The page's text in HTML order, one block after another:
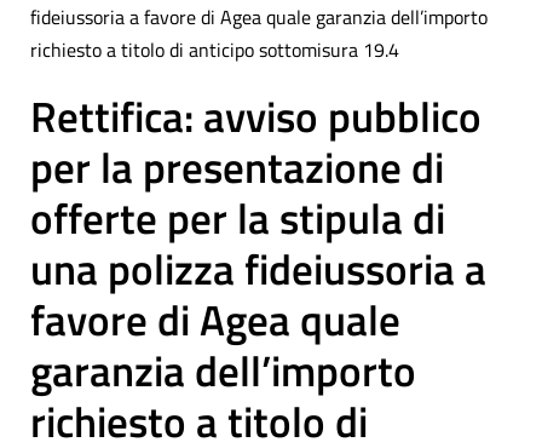
fideiussoria a favore di Agea quale garanzia dell’importo
richiesto a titolo di anticipo sottomisura 19.4
Rettifica: avviso pubblico
per la presentazione di
offerte per la stipula di
una polizza fideiussoria a
favore di Agea quale
garanzia dell’importo
richiesto a titolo di